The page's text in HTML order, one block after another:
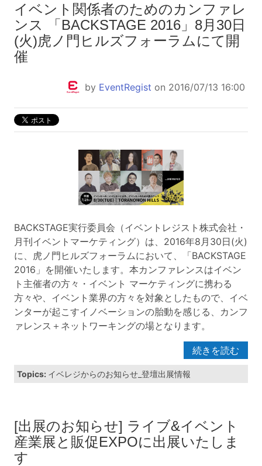
イベント関係者のためのカンファレ
ンス 「BACKSTAGE 2016」8月30日
(火)虎ノ門ヒルズフォーラムにて開
催
by EventRegist on 2016/07/13 16:00
BACKSTAGE実行委員会（イベントレジスト株式会社・
月刊イベントマーケティング）は、 2016年8 月 30日(火)
に、虎ノ門ヒルズフォーラムにおいて、「BACKSTAGE
2016 」を開催いたします。本カンファレンスはイベン
ト主催者の方々・イベント マーケティングに携わる
方々や、イベント業界の方々を対象としたもので、イベ
ンターが起こすイノベーションの胎動を感じる、カンフ
ァレンス＋ネットワーキングの場となります。
続きを読む
Topics: イベレジからのお知らせ_登壇出展情報
[出展のお知らせ] ライブ&イベント
産業展と販促EXPOに出展いたしま
す